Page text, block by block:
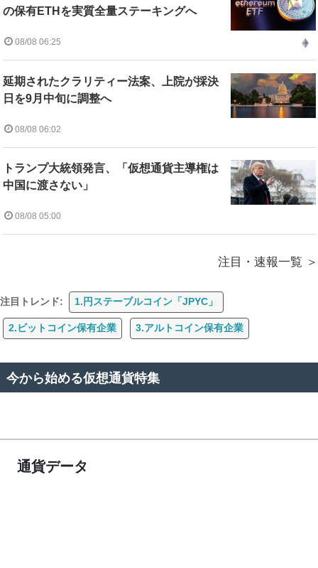
の保有ETHを実質全量ステーキングへ
08/08 06:25
延期されたクラリティー法案、上院が採決
日を9月中旬に調整へ
08/08 06:02
トランプ大統領発言、「仮想通貨主導権は
中国に渡さない」
08/08 05:00
注目・速報一覧
注目トレンド: 1.円ステーブルコイン「JPYC」
2.ビットコイン保有企業 3.アルトコイン保有企業
今から始める仮想通貨特集
通貨データ